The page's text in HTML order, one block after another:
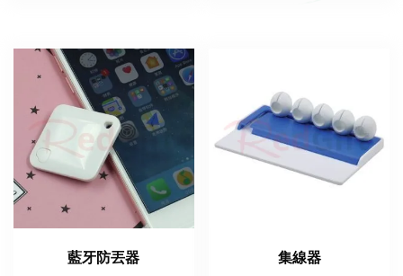
藍牙防丟器 集線器